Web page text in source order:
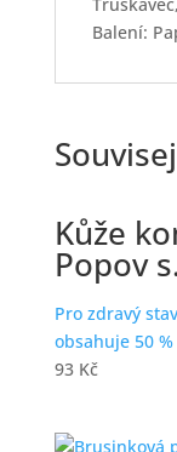
Balení:
Kůže
Popov
Pro zdravý
obsahuje 50
93 Kč